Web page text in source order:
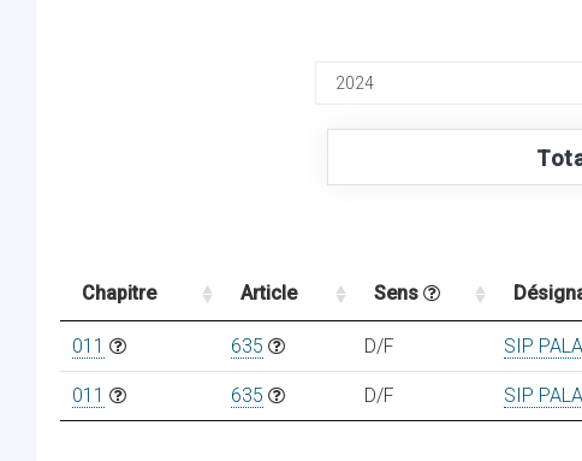
Chapitre Article Sens
011 635 D/F SIP
011 635 D/F SIP